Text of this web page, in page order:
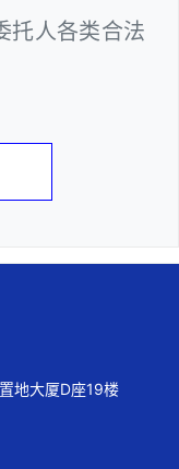
托人各类合法
地大厦D座19楼